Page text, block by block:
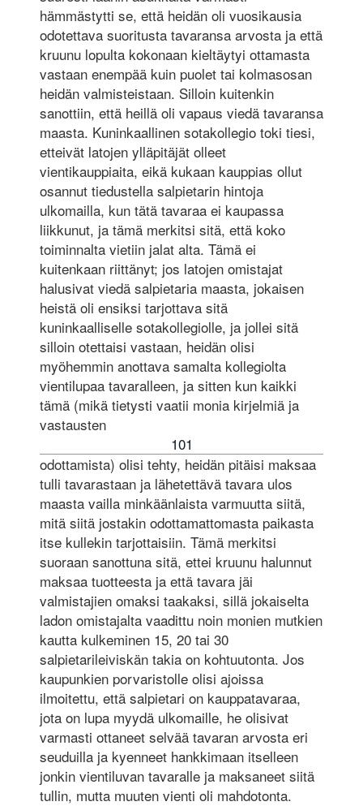
hämmästytti se, että heidän oli vuosikausia
odotettava suoritusta tavaransa arvosta ja että
kruunu lopulta kokonaan kieltäytyi ottamasta
vastaan enempää kuin puolet tai kolmasosan
heidän valmisteistaan. Silloin kuitenkin
sanottiin, että heillä oli vapaus viedä tavaransa
maasta. Kuninkaallinen sotakollegio toki tiesi,
etteivät latojen ylläpitäjät olleet
vientikauppiaita, eikä kukaan kauppias ollut
osannut tiedustella salpietarin hintoja
ulkomailla, kun tätä tavaraa ei kaupassa
liikkunut, ja tämä merkitsi sitä, että koko
toiminnalta vietiin jalat alta. Tämä ei
kuitenkaan riittänyt; jos latojen omistajat
halusivat viedä salpietaria maasta, jokaisen
heistä oli ensiksi tarjottava sitä
kuninkaalliselle sotakollegiolle, ja jollei sitä
silloin otettaisi vastaan, heidän olisi
myöhemmin anottava samalta kollegiolta
vientilupaa tavaralleen, ja sitten kun kaikki
tämä (mikä tietysti vaatii monia kirjelmiä ja
vastausten
101
odottamista) olisi tehty, heidän pitäisi maksaa
tulli tavarastaan ja lähetettävä tavara ulos
maasta vailla minkäänlaista varmuutta siitä,
mitä siitä jostakin odottamattomasta paikasta
itse kullekin tarjottaisiin. Tämä merkitsi
suoraan sanottuna sitä, ettei kruunu halunnut
maksaa tuotteesta ja että tavara jäi
valmistajien omaksi taakaksi, sillä jokaiselta
ladon omistajalta vaadittu noin monien mutkien
kautta kulkeminen 15, 20 tai 30
salpietarileiviskän takia on kohtuutonta. Jos
kaupunkien porvaristolle olisi ajoissa
ilmoitettu, että salpietari on kauppatavaraa,
jota on lupa myydä ulkomaille, he olisivat
varmasti ottaneet selvää tavaran arvosta eri
seuduilla ja kyenneet hankkimaan itselleen
jonkin vientiluvan tavaralle ja maksaneet siitä
tullin, mutta muuten vienti oli mahdotonta.